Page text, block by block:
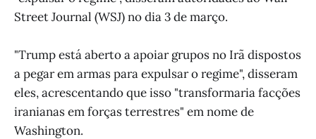
Street Journal (WSJ) no dia 3 de março.
"Trump está aberto a apoiar grupos no Irã dispostos
a pegar em armas para expulsar o regime", disseram
eles, acrescentando que isso "transformaria facções
iranianas em forças terrestres" em nome de
Washington.